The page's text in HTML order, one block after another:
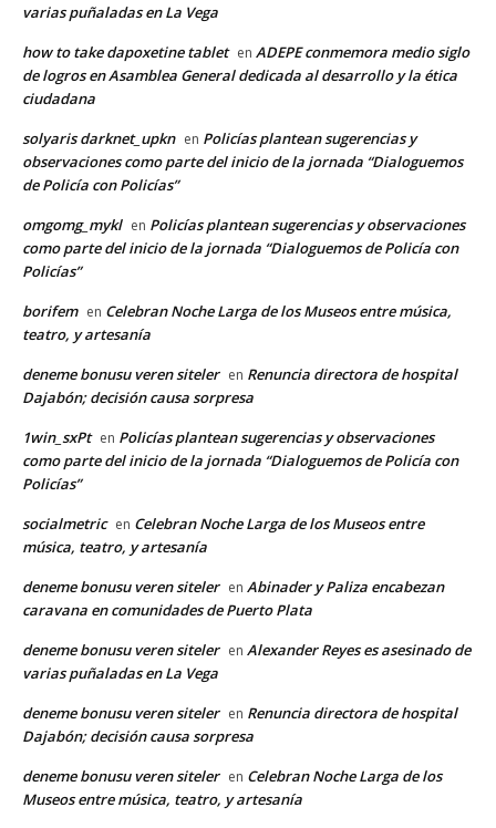
varias puñaladas en La Vega
how to take dapoxetine tablet en ADEPE conmemora medio siglo
de logros en Asamblea General dedicada al desarrollo y la ética
ciudadana
solyaris darknet_upkn en Policías plantean sugerencias y
observaciones como parte del inicio de la jornada “Dialoguemos
de Policía con Policías”
omgomg_mykl en Policías plantean sugerencias y observaciones
como parte del inicio de la jornada “Dialoguemos de Policía con
Policías”
borifem en Celebran Noche Larga de los Museos entre música,
teatro, y artesanía
deneme bonusu veren siteler en Renuncia directora de hospital
Dajabón; decisión causa sorpresa
1win_sxPt en Policías plantean sugerencias y observaciones
como parte del inicio de la jornada “Dialoguemos de Policía con
Policías”
socialmetric en Celebran Noche Larga de los Museos entre
música, teatro, y artesanía
deneme bonusu veren siteler en Abinader y Paliza encabezan
caravana en comunidades de Puerto Plata
deneme bonusu veren siteler en Alexander Reyes es asesinado de
varias puñaladas en La Vega
deneme bonusu veren siteler en Renuncia directora de hospital
Dajabón; decisión causa sorpresa
deneme bonusu veren siteler en Celebran Noche Larga de los
Museos entre música, teatro, y artesanía